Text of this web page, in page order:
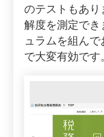
のテストもあり
解度を測定でき
ュラムを組ん
で大変有効です